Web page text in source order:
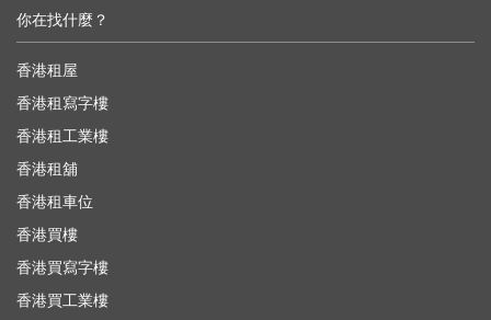
你在找什麼？
香港租屋
香港租寫字樓
香港租工業樓
香港租舖
香港租車位
香港買樓
香港買寫字樓
香港買工業樓